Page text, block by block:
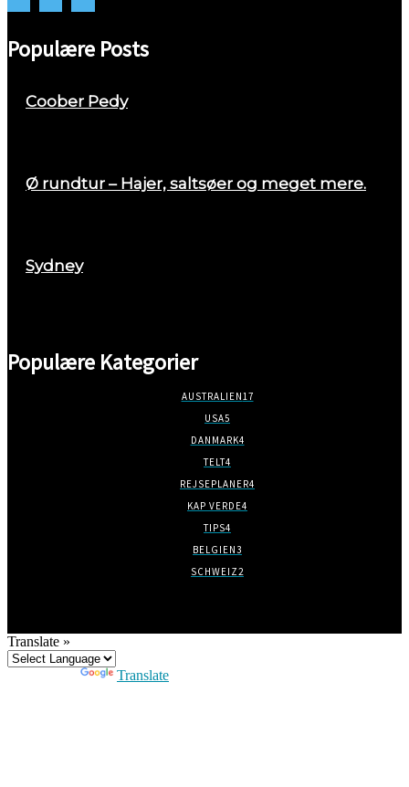
Populære Posts
Coober Pedy
Ø rundtur – Hajer, saltsøer og meget mere.
Sydney
Populære Kategorier
AUSTRALIEN17
USA5
DANMARK4
TELT4
REJSEPLANER4
KAP VERDE4
TIPS4
BELGIEN3
SCHWEIZ2
Translate »
Translate